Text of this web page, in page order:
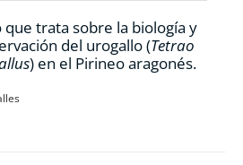
que trata sobre la biología y
del urogallo (Tetrao
) en el Pirineo aragonés.